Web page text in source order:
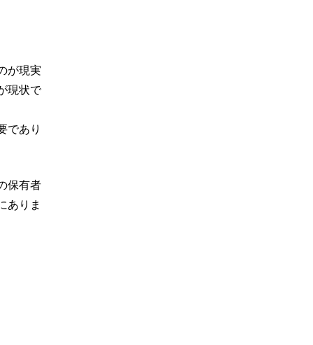
が現実
現状で
であり
保有者
ありま